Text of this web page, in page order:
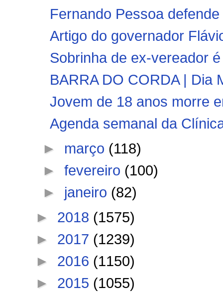
Fernando Pessoa
Artigo do governador
Sobrinha de ex-vereador
BARRA DO CORDA | Dia
Jovem de 18 anos morre
Agenda semanal da
► março (118)
►fevereiro (100)
► janeiro (82)
► 2018 (1575)
► 2017 (1239)
► 2016 (1150)
► 2015 (1055)